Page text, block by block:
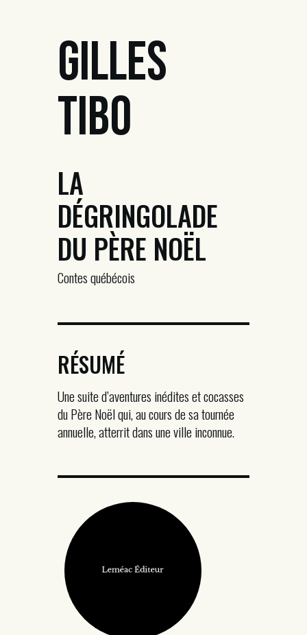
Gilles
Tibo
LA
DÉGRINGOLADE
DU PÈRE NOËL
Contes québécois
RÉSUMÉ
Une suite d’aventures inédites et cocasses
du Père Noël qui, au cours de sa tournée
annuelle, atterrit dans une ville inconnue.